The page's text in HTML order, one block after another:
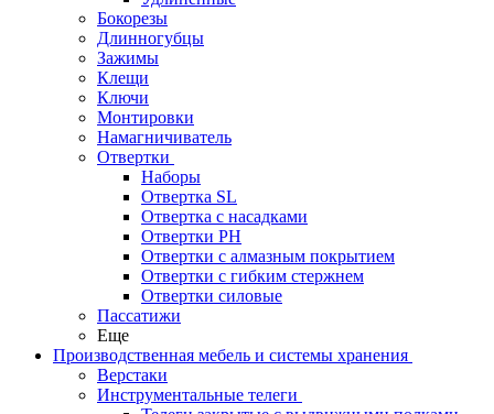
Бокорезы
Длинногубцы
Зажимы
Клещи
Ключи
Монтировки
Намагничиватель
Отвертки
Наборы
Отвертка SL
Отвертка с насадками
Отвертки PH
Отвертки с алмазным покрытием
Отвертки с гибким стержнем
Отвертки силовые
Пассатижи
Еще
Производственная мебель и системы хранения
Верстаки
Инструментальные телеги